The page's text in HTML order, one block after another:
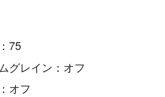
75
グレイン：オフ
オフ